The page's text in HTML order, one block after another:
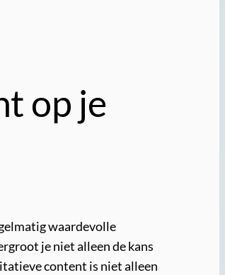
op je
waardevolle
je niet alleen de kans
content is niet alleen